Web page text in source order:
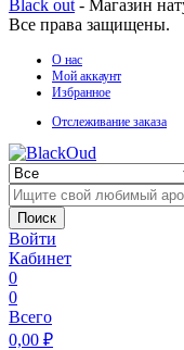
Black out - Магазин
Все права защищены.
О нас
Мой аккаунт
Избранное
Отслеживание заказа
Поиск
Войти
Кабинет
0
0
Всего
0,00 ₽